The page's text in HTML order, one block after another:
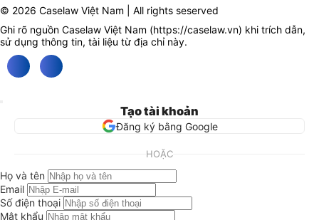
© 2026 Caselaw Việt Nam | All rights seserved
Ghi rõ nguồn Caselaw Việt Nam (https://caselaw.vn) khi trích dẫn,
sử dụng thông tin, tài liệu từ địa chỉ này.
Tạo tài khoản
Đăng ký bằng Google
HOẶC
Họ và tên
Email
Số điện thoại
Mật khẩu